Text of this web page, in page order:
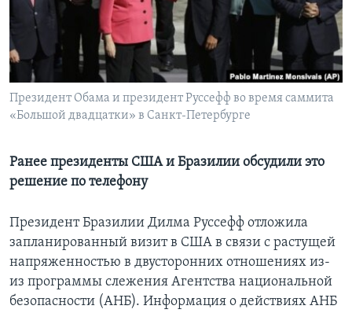
Learning English
СОЦИАЛЬНЫЕ СЕТИ
Президент Обама и президент Руссефф во время саммита
«Большой двадцатки» в Санкт-Петербурге
Ранее президенты США и Бразилии обсудили это
решение по телефону
Президент Бразилии Дилма Руссефф отложила
запланированный визит в США в связи с растущей
напряженностью в двусторонних отношениях из-
из программы слежения Агентства национальной
безопасности (АНБ). Информация о действиях АНБ